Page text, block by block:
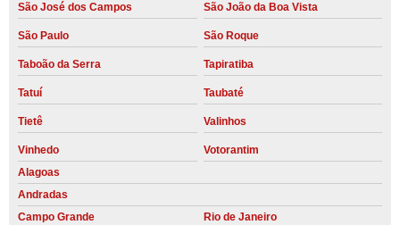
São José dos Campos São João da Boa Vista
São Paulo São Roque
Taboão da Serra Tapiratiba
Tatuí Taubaté
Tietê Valinhos
Vinhedo
Votorantim
Alagoas
Andradas
Campo Grande
Rio de Janeiro